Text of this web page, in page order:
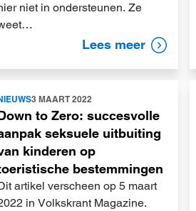
niet in ondersteunen. Ze
Lees meer
3 MAART 2022
to Zero: succesvolle
seksuele uitbuiting
kinderen op
bestemmingen
artikel verscheen op 5 maart
in Volkskrant Magazine.